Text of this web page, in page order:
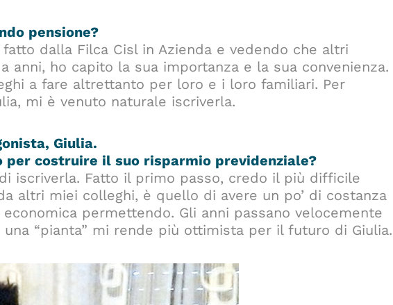
pensione?
dalla Filca Cisl in Azienda e vedendo che altri
anni, ho capito la sua importanza e la sua convenienza.
a fare altrettanto per loro e i loro familiari. Per
mi è venuto naturale iscriverla.
Giulia.
costruire il suo risparmio previdenziale?
iscriverla. Fatto il primo passo, credo il più difficile
altri miei colleghi, è quello di avere un po’ di costanza
permettendo. Gli anni passano velocemente
“pianta” mi rende più ottimista per il futuro di Giulia.